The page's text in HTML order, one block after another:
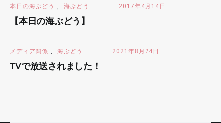
本日の海ぶどう , 海ぶどう 2017年4月14日
【本日の海ぶどう】
メディア関係 , 海ぶどう 2021年8月24日
TVで放送されました！